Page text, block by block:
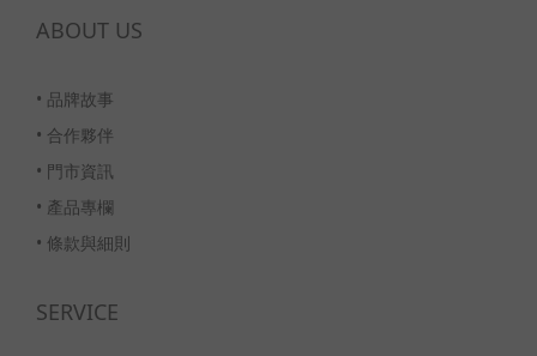
ABOUT US
• 品牌故事
• 合作夥伴
• 門市資訊
• 產品專欄
• 條款與細則
SERVICE